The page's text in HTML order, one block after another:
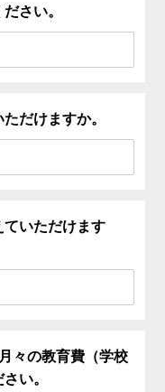
さい。
だけますか。
ていただけます
々の教育費（学校
い。